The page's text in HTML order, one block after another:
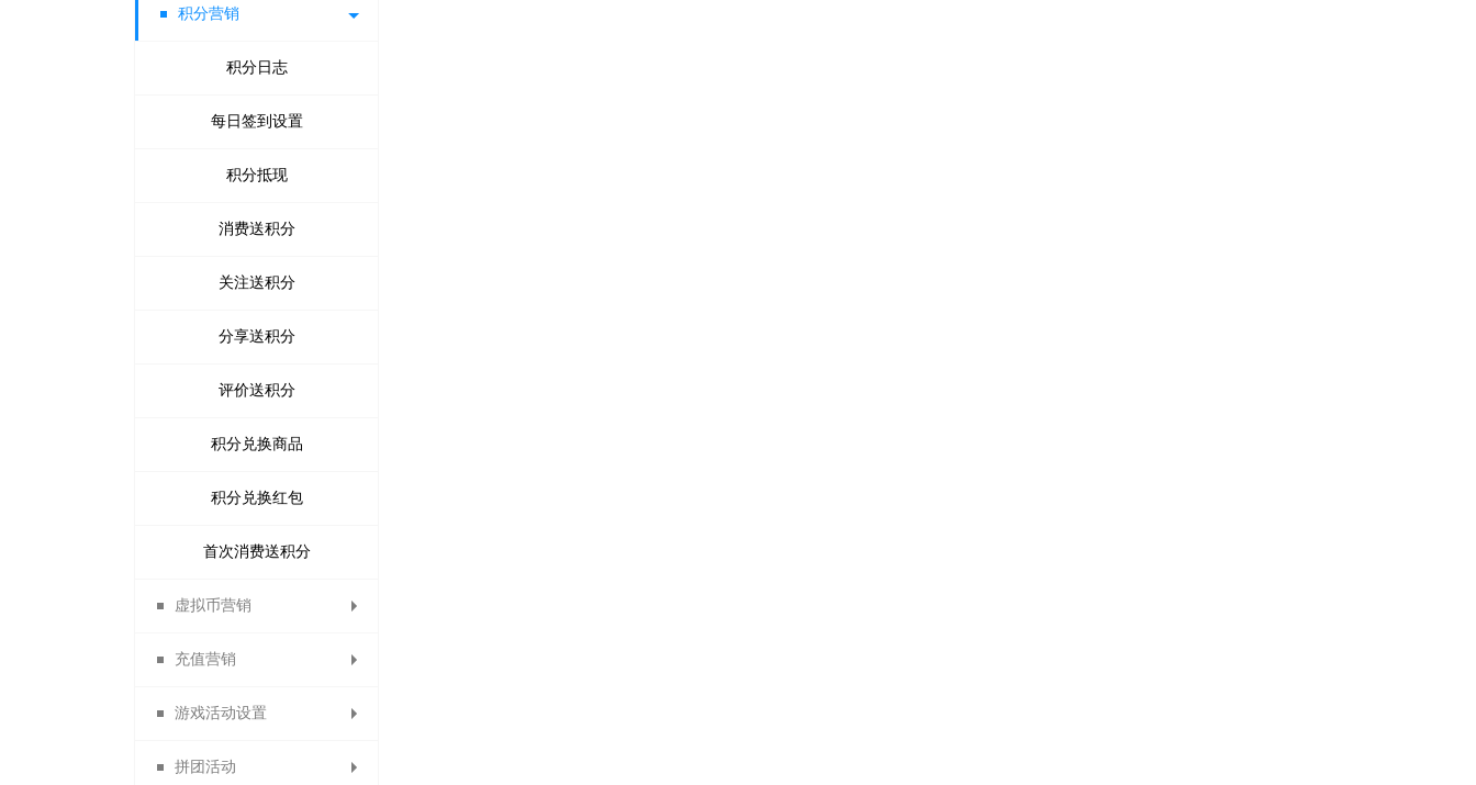
修改密码
第三方登录管理
安粉宝
传播宝
开通指引
代收款结算平台
批量修改会员
代理商推荐奖
代理商业绩奖
代理商管理奖
订货商推荐奖审核
订货商业绩奖
订货商业绩奖励
订货商管理奖
供应商提现申请
拼团退款申请
红包记录
账号充值记录
供应商提现申请
资金监控日志
门店佣金
员工佣金
招商经理佣金
调整佣金日志
拼团活动
砍价设置
送礼
试用活动设置
周期购
满额包邮
满减优惠
搭配套餐
打包一口价
首单立减
支付有礼活动
拍卖活动
众筹列表
众筹装修
微夺宝管理
微助力管理
微现场
生日营销
抢红包拉粉丝
X+1链动分销
优惠券管理
优惠券大礼包
优惠码管理
扫码送优惠券设置
关注送优惠券
分享送优惠券
购物送优惠券
购物分享得优惠券
积分营销
积分日志
每日签到设置
积分抵现
消费送积分
关注送积分
分享送积分
评价送积分
积分兑换商品
积分兑换红包
首次消费送积分
虚拟币营销
虚拟币日志
虚拟币比例
虚拟币抵现
充值营销
充值优惠
充值送积分
游戏活动设置
幸运大转盘
拼团活动